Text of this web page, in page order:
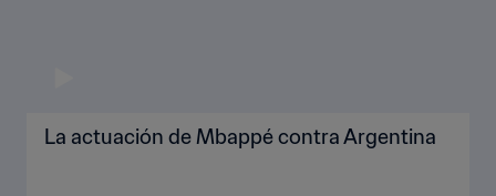
La actuación de Mbappé contra Argentina